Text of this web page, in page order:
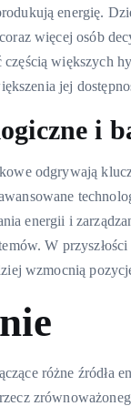
energię.
więcej osób
większych
jej
i
odgrywają
energii i
W
wzmocnią
różne